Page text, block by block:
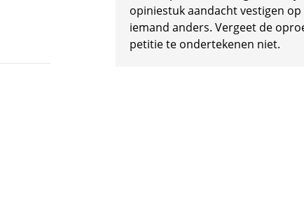
opiniestuk aandacht vestigen
iemand anders. Vergeet de
petitie te ondertekenen niet.